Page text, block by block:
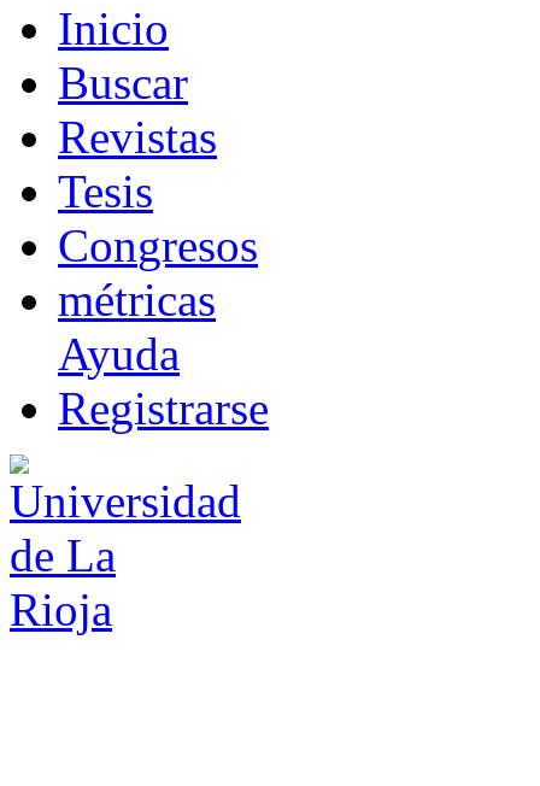
Inicio
Buscar
Revistas
Tesis
Congresos
métricas
Ayuda
Registrarse